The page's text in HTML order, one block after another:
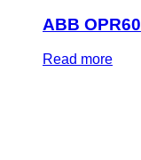
ABB OPR60
Read more